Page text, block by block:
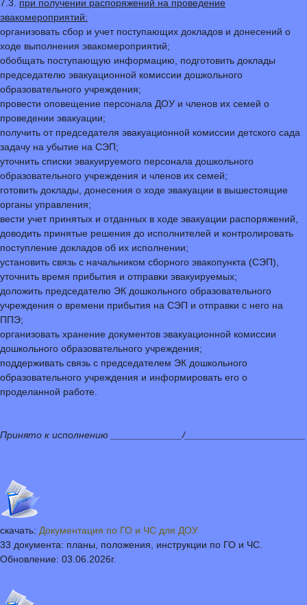
7.3. при получении распоряжений на проведение
эвакомероприятий:
организовать сбор и учет поступающих докладов и донесений о
ходе выполнения эвакомероприятий;
обобщать поступающую информацию, подготовить доклады
председателю эвакуационной комиссии дошкольного
образовательного учреждения;
провести оповещение персонала ДОУ и членов их семей о
проведении эвакуации;
получить от председателя эвакуационной комиссии детского сада
задачу на убытие на СЭП;
уточнить списки эвакуируемого персонала дошкольного
образовательного учреждения и членов их семей;
готовить доклады, донесения о ходе эвакуации в вышестоящие
органы управления;
вести учет принятых и отданных в ходе эвакуации распоряжений,
доводить принятые решения до исполнителей и контролировать
поступление докладов об их исполнении;
установить связь с начальником сборного эвакопункта (СЭП),
уточнить время прибытия и отправки эвакуируемых;
доложить председателю ЭК дошкольного образовательного
учреждения о времени прибытия на СЭП и отправки с него на
ППЭ;
организовать хранение документов эвакуационной комиссии
дошкольного образовательного учреждения;
поддерживать связь с председателем ЭК дошкольного
образовательного учреждения и информировать его о
проделанной работе.
Принято к исполнению _____________/______________________
скачать: Документация по ГО и ЧС для ДОУ
33 документа: планы, положения, инструкции по ГО и ЧС.
Обновление: 03.06.2026г.